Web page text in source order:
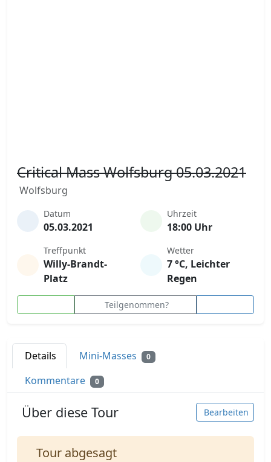
Critical Mass Wolfsburg 05.03.2021
Wolfsburg
Datum
05.03.2021
Uhrzeit
18:00 Uhr
Treffpunkt
Willy-Brandt-
Platz
Wetter
7 °C, Leichter
Regen
Teilgenommen?
Details Mini-Masses 0
Kommentare 0
Über diese Tour Bearbeiten
Tour abgesagt